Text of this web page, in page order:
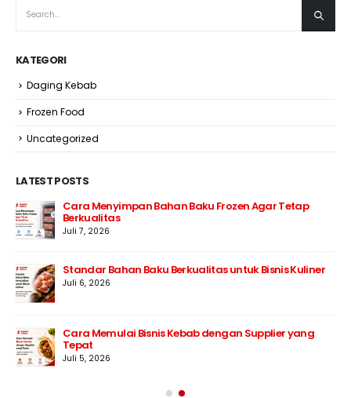
KATEGORI
Daging Kebab
Frozen Food
Uncategorized
LATEST POSTS
Strategi Membeli Bahan Baku dalam Jumlah Besar
Juli 10, 2026
Mengapa Restoran Memilih Supplier Tetap?
Juli 9, 2026
5 Ciri Supplier Bahan Baku Profesional
Juli 8, 2026